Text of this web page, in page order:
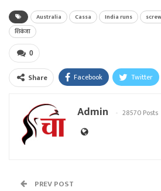
Australia Cassa India runs
शिकंजा
0
Share Facebook Twitter
Admin 28570 Posts
PREV POST